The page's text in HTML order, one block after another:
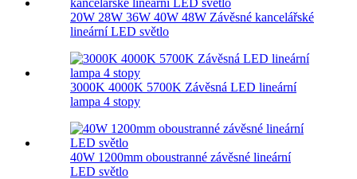
20W 28W 36W 40W 48W Závěsné kancelářské
lineární LED světlo
3000K 4000K 5700K Závěsná LED lineární
lampa 4 stopy
40W 1200mm oboustranné závěsné lineární
LED světlo